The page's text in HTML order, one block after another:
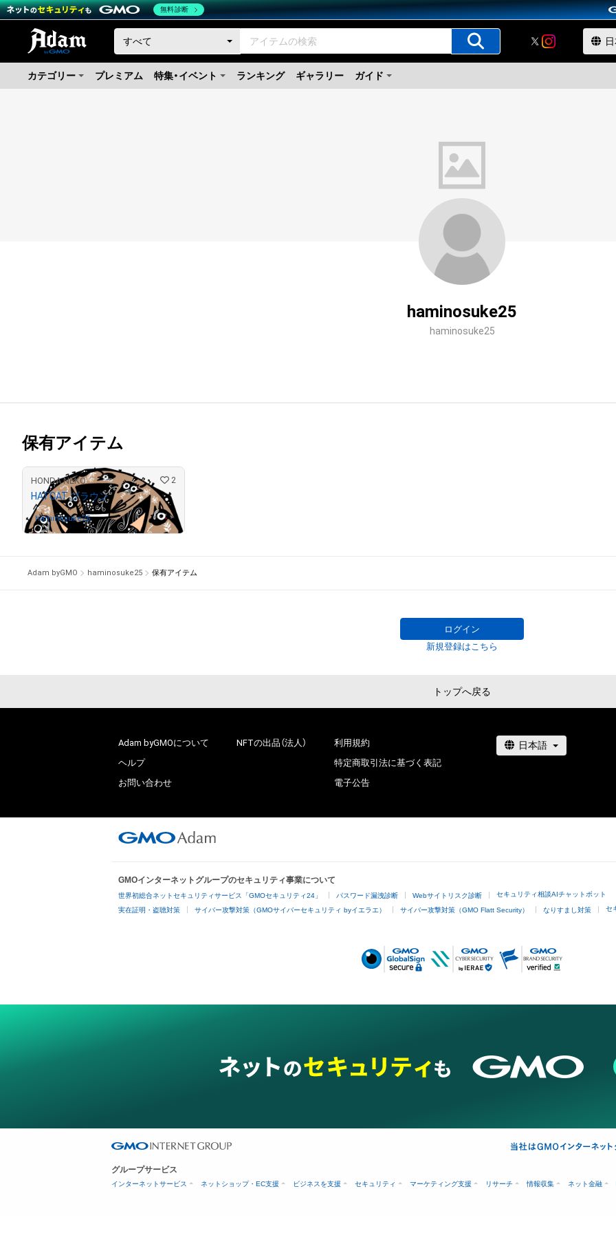
カテゴリー プレミアム 特集・イベント ランキング ギャラリー ガイド
haminosuke25
haminosuke25
保有アイテム
HONDA NEKO 2
HATCAT ブラウン
haminosuke25さんが保有中
Adam byGMO haminosuke25 保有アイテム
ログイン
新規登録はこちら
トップへ戻る
Adam byGMOについて
ヘルプ
お問い合わせ
NFTの出品（法人）
利用規約
特定商取引法に基づく表記
電子公告
GMOインターネットグループのセキュリティ事業について
世界初総合ネットセキュリティサービス「GMOセキュリティ24」 パスワード漏洩診断 Webサイトリスク診断 セキュリティ相談AIチャットボット
実在証明・盗聴対策 サイバー攻撃対策（GMOサイバーセキュリティ byイエラエ） サイバー攻撃対策（GMO Flatt Security） なりすまし対策 セ
グループサービス
インターネットサービス ネットショップ・EC支援 ビジネスを支援 セキュリティ マーケティング支援 リサーチ 情報収集 ネット金融
無料診断